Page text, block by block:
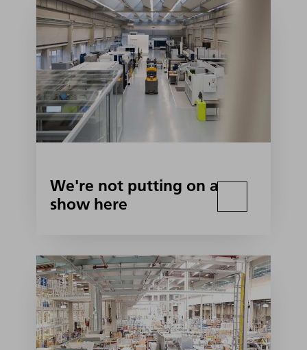
We're not putting on a
show here